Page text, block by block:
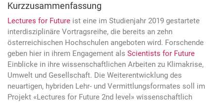
Kurzzusammenfassung
Lectures for Future ist eine im Studienjahr 2019 gestartete
interdisziplinäre Vortragsreihe, die bereits an zehn
österreichischen Hochschulen angeboten wird. Forschende
geben hier in ihrem Engagement als Scientists for Future
Einblicke in ihre wissenschaftlichen Arbeiten zu Klimakrise,
Umwelt und Gesellschaft. Die Weiterentwicklung des
neuartigen, hybriden Lehr- und Vermittlungsformates soll im
Projekt «Lectures for Future 2nd level» wissenschaftlich